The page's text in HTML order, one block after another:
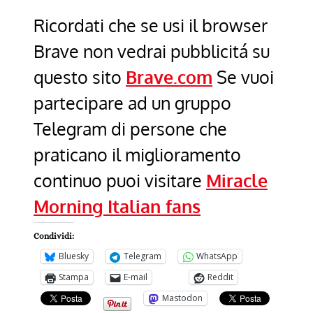
Ricordati che se usi il browser
Brave non vedrai pubblicitá su
questo sito Brave.com Se vuoi
partecipare ad un gruppo
Telegram di persone che
praticano il miglioramento
continuo puoi visitare Miracle
Morning Italian fans
Condividi:
Bluesky Telegram
WhatsApp
Stampa
E-mail
Reddit
Mastodon